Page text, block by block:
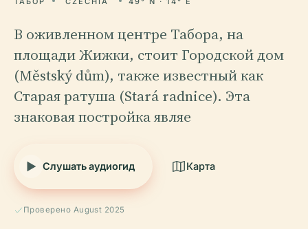
В оживленном центре Табора, на
площади Жижки, стоит Городской дом
(Městský dům), также известный как
Старая ратуша (Stará radnice). Эта
знаковая постройка являе
Слушать аудиогид Карта
Проверено August 2025